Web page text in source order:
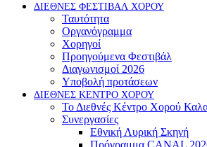
ΔΙΕΘΝΕΣ ΦΕΣΤΙΒΑΛ ΧΟΡΟΥ
Ταυτότητα
Οργανόγραμμα
Χορηγοί
Προηγούμενα Φεστιβάλ
Διαγωνισμοί 2026
Υποβολή προτάσεων
ΔΙΕΘΝΕΣ ΚΕΝΤΡΟ ΧΟΡΟΥ
Το Διεθνές Κέντρο Χορού
Συνεργασίες
Εθνική Λυρική Σκηνή
Πρόγραμμα CANAL